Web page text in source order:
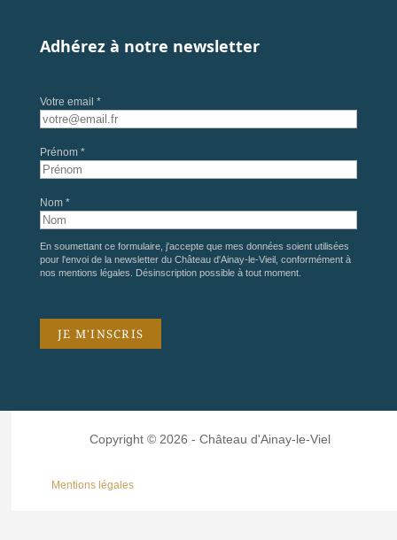
Adhérez à notre newsletter
Votre email *
Prénom *
Nom *
En soumettant ce formulaire, j'accepte que mes données soient utilisées
pour l'envoi de la newsletter du Château d'Ainay-le-Vieil, conformément à
nos mentions légales . Désinscription possible à tout moment.
Copyright © 2026 - Château d'Ainay-le-Viel
Mentions légales